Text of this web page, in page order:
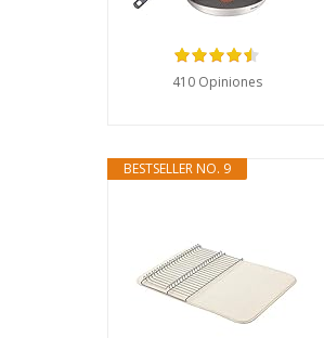
410 Opiniones
BESTSELLER NO. 9